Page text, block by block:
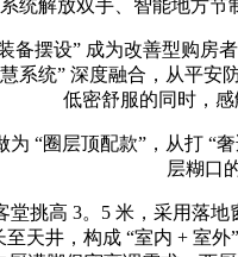
解放双手、智能地方
摆设” 成为改善型购房
系统” 深度融合，从平
低密舒服的同时，感
圈层顶配款”，从打 “
层糊口
高 3。5 米，采用落地
天井，构成 “室内 + 室